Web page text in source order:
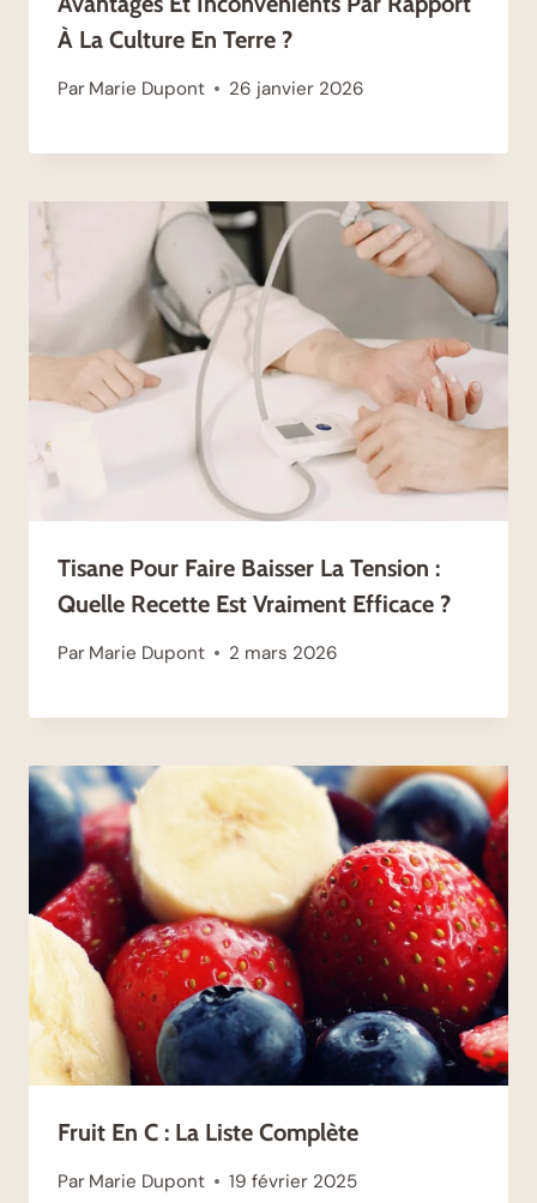
À La Culture En Terre ?
Par Marie Dupont 26 janvier 2026
Tisane Pour Faire Baisser La Tension :
Quelle Recette Est Vraiment Efficace ?
Par Marie Dupont 2 mars 2026
Fruit En C : La Liste Complète
Par Marie Dupont 19 février 2025